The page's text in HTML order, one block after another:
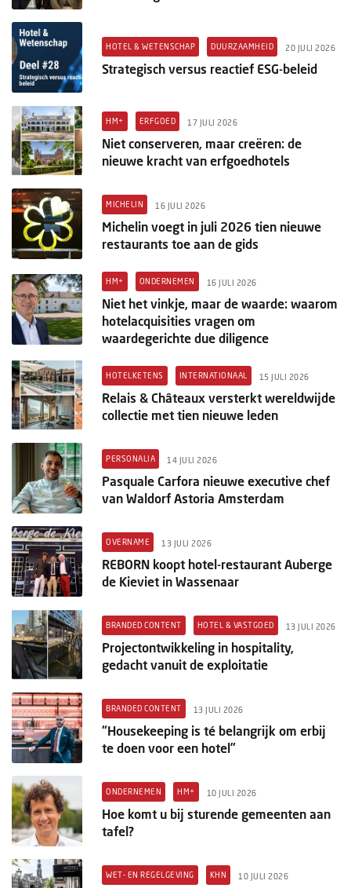
HOTEL & WETENSCHAP DUURZAAMHEID 20 JULI 2026
Strategisch versus reactief ESG-beleid
HM+ ERFGOED 17 JULI 2026
Niet conserveren, maar creëren: de
nieuwe kracht van erfgoedhotels
MICHELIN 16 JULI 2026
Michelin voegt in juli 2026 tien nieuwe
restaurants toe aan de gids
HM+ ONDERNEMEN 16 JULI 2026
Niet het vinkje, maar de waarde: waarom
hotelacquisities vragen om
waardegerichte due diligence
HOTELKETENS INTERNATIONAAL 15 JULI 2026
Relais & Châteaux versterkt wereldwijde
collectie met tien nieuwe leden
PERSONALIA 14 JULI 2026
Pasquale Carfora nieuwe executive chef
van Waldorf Astoria Amsterdam
OVERNAME 13 JULI 2026
REBORN koopt hotel-restaurant Auberge
de Kieviet in Wassenaar
BRANDED CONTENT HOTEL & VASTGOED 13 JULI 2026
Projectontwikkeling in hospitality,
gedacht vanuit de exploitatie
BRANDED CONTENT 13 JULI 2026
“Housekeeping is té belangrijk om erbij
te doen voor een hotel”
ONDERNEMEN HM+ 10 JULI 2026
Hoe komt u bij sturende gemeenten aan
tafel?
WET- EN REGELGEVING KHN 10 JULI 2026